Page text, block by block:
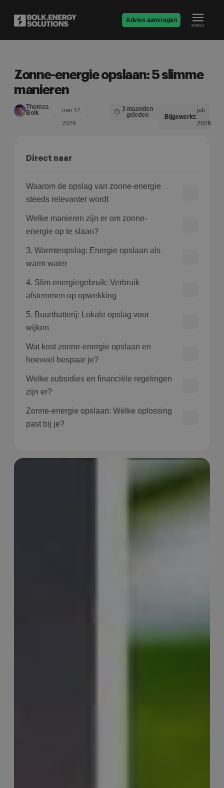
Advies aanvragen
MENU
Zonne-energie opslaan: 5 slimme
manieren
Thomas
Bolk
mei 12,
2026
3 maanden
geleden
Bijgewerkt:
juli
2026
Direct naar
Waarom de opslag van zonne-energie
steeds relevanter wordt
Welke manieren zijn er om zonne-
energie op te slaan?
3. Warmteopslag: Energie opslaan als
warm water
4. Slim energiegebruik: Verbruik
afstemmen op opwekking
5. Buurtbatterij: Lokale opslag voor
wijken
Wat kost zonne-energie opslaan en
hoeveel bespaar je?
Welke subsidies en financiële regelingen
zijn er?
Zonne-energie opslaan: Welke oplossing
past bij je?